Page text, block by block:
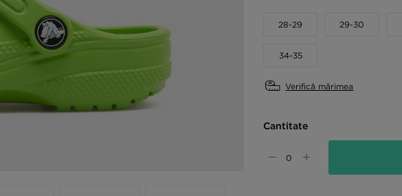
28-29 29-30
34-35
Verifică mărimea
Cantitate